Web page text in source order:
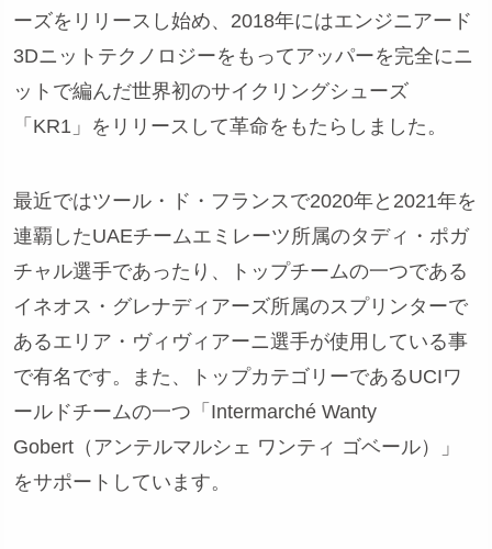
ーズをリリースし始め、2018年にはエンジニアード
3Dニットテクノロジーをもってアッパーを完全にニ
ットで編んだ世界初のサイクリングシューズ
「KR1」をリリースして革命をもたらしました。
最近ではツール・ド・フランスで2020年と2021年を
連覇したUAEチームエミレーツ所属のタディ・ポガ
チャル選手であったり、トップチームの一つである
イネオス・グレナディアーズ所属のスプリンターで
あるエリア・ヴィヴィアーニ選手が使用している事
で有名です。また、トップカテゴリーであるUCIワ
ールドチームの一つ「Intermarché Wanty
Gobert（アンテルマルシェ ワンティ ゴベール）」
をサポートしています。